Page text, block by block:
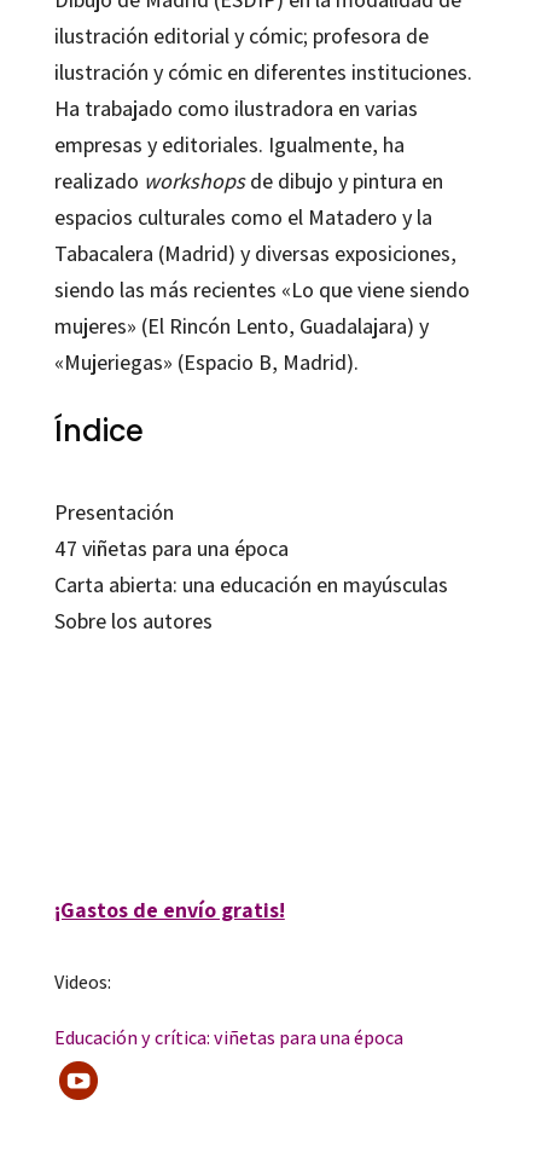
ilustración editorial y cómic; profesora de
ilustración y cómic en diferentes instituciones.
Ha trabajado como ilustradora en varias
empresas y editoriales. Igualmente, ha
realizado workshopsde dibujo y pintura en
espacios culturales como el Matadero y la
Tabacalera (Madrid) y diversas exposiciones,
siendo las más recientes «Lo que viene siendo
mujeres» (El Rincón Lento, Guadalajara) y
«Mujeriegas» (Espacio B, Madrid).
Índice
Presentación
47 viñetas para una época
Carta abierta: una educación en mayúsculas
Sobre los autores
¡Gastos de envío gratis!
Videos:
Educación y crítica: viñetas para una época